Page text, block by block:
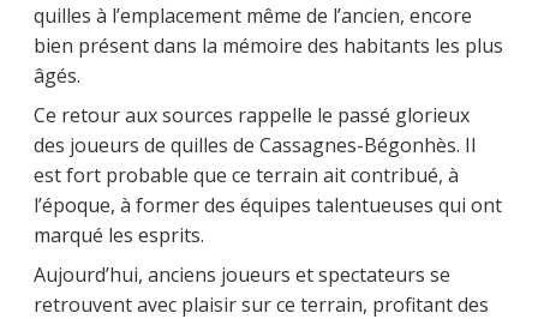
quilles à l’emplacement même de l’ancien, encore
bien présent dans la mémoire des habitants les plus
âgés.
Ce retour aux sources rappelle le passé glorieux
des joueurs de quilles de Cassagnes-Bégonhès. Il
est fort probable que ce terrain ait contribué, à
l’époque, à former des équipes talentueuses qui ont
marqué les esprits.
Aujourd’hui, anciens joueurs et spectateurs se
retrouvent avec plaisir sur ce terrain, profitant des